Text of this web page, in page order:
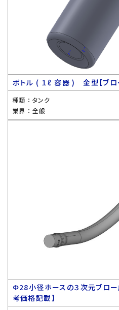
ボトル ( １ℓ 容器 ) 金型【ブロ
種類 ： タンク
業界 ： 全般
Ф28小径ホースの３次元ブロ
考価格記載】